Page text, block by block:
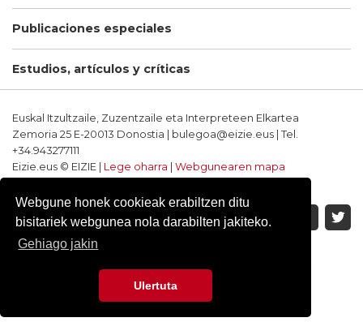
Webgune honek cookieak erabiltzen ditu
bisitariek webgunea nola darabilten jakiteko.
Gehiago jakin
Ulertuta
Publicaciones especiales
Estudios, artículos y críticas
Euskal Itzultzaile, Zuzentzaile eta Interpreteen Elkartea
Zemoria 25 E-20013 Donostia | bulegoa@eizie.eus | Tel.
+34.943277111
Eizie.eus © EIZIE | Lege oharra
Webgunearen mapa